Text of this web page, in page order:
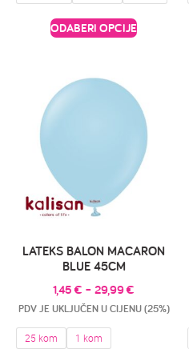
ODABERI OPCIJE
LATEKS BALON MACARON
BLUE 45CM
1,45 € – 29,99€
PDV JE UKLJUČEN U CIJENU (25%)
25 kom 1 kom